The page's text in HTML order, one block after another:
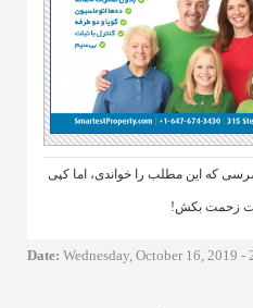
که این مطلب را خواندی، اما کپی
زحمت بکش!
Date: Wednesday, October 16, 2019 -